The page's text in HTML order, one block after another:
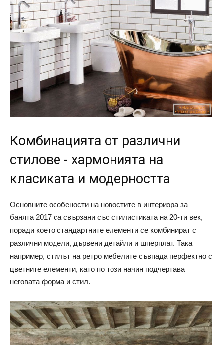
Комбинацията от различни
стилове - хармонията на
класиката и модерността
Основните особености на новостите в интериора за
банята 2017 са свързани със стилистиката на 20-ти век,
поради което стандартните елементи се комбинират с
различни модели, дървени детайли и шперплат. Така
например, стилът на ретро мебелите съвпада перфектно с
цветните елементи, като по този начин подчертава
неговата форма и стил.